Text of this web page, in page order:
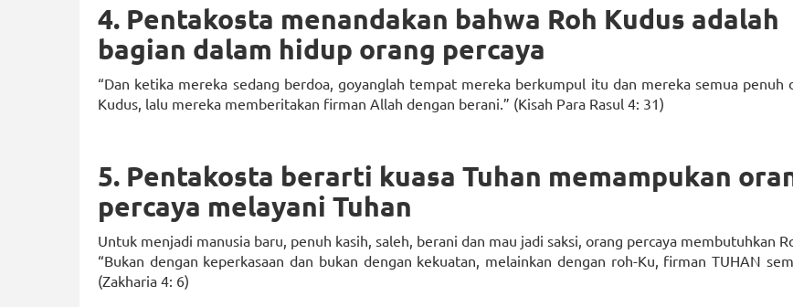
4. Pentakosta menandakan bahwa Roh Kudus adalah
bagian dalam hidup orang percaya
“Dan ketika mereka sedang berdoa, goyanglah tempat mereka berkumpul itu dan mereka semua penuh
Kudus, lalu mereka memberitakan firman Allah dengan berani.” (Kisah Para Rasul 4: 31)
5. Pentakosta berarti kuasa Tuhan memampukan
percaya melayani Tuhan
Untuk menjadi manusia baru, penuh kasih, saleh, berani dan mau jadi saksi, orang percaya membutuhkan
“Bukan dengan keperkasaan dan bukan dengan kekuatan, melainkan dengan roh-Ku, firman TUHAN
(Zakharia 4: 6)